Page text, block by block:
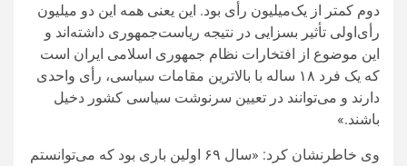
دوم کمتر از یک‌میلیون رأی بود. این یعنی همه این دو میلیون
رأی‌اولی تأثیر بسزایی در نتیجه ریاست‌جمهوری داشته‌اند و
این موضوع از افتخارات نظام جمهوری اسلامی ایران است
که یک فرد ۱۸ ساله با بالاترین مقامات سیاسی، رأی واحدی
دارند و می‌توانند در تعیین سرنوشت سیاسی کشور دخیل
باشند.»
وی خاطرنشان کرد: «سال ۶۹ اولین باری بود که می‌توانستم